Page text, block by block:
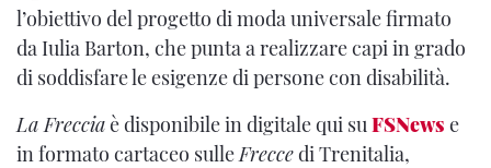
l’obiettivo del progetto di moda universale firmato
da Iulia Barton, che punta a realizzare capi in grado
di soddisfare le esigenze di persone con disabilità.
La Frecciaè disponibile in digitale qui suFSNews e
in formato cartaceo sulleFreccedi Trenitalia,